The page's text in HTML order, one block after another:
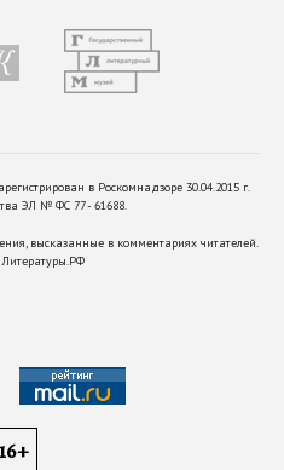
в Роскомнадзоре 30.04.2015 г.
ЭЛ № ФС 77 - 61688.
высказанные в комментариях читателей.
16+